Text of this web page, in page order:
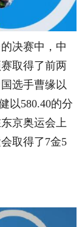
决赛中，中
取得了前两
选手曹缘以
以580.40的分
京奥运会上
取得了7金5